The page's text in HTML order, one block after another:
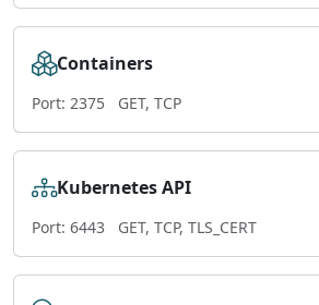
Containers
Port: 2375 GET, TCP
Kubernetes API
Port: 6443 GET, TCP, TLS_CERT